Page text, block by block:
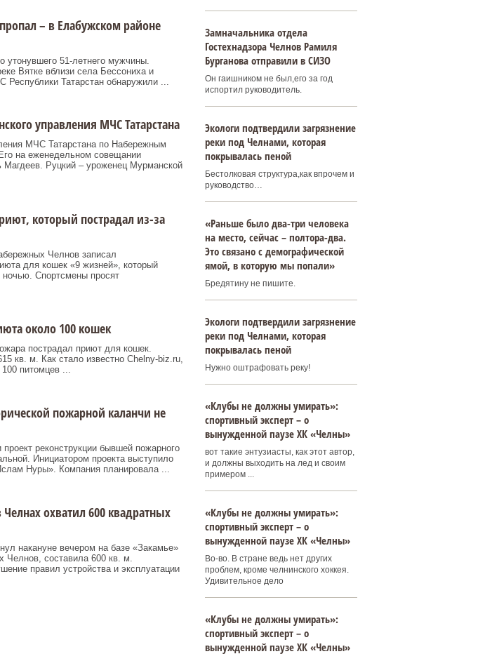
– в Елабужском районе
51-летнего мужчины.
Вятке вблизи села Бессониха и
Татарстан обнаружили ...
управления МЧС Татарстана
МЧС Татарстана по Набережным
на еженедельном совещании
Магдеев. Руцкий – уроженец Мурманской
который пострадал из-за
Челнов записал
для кошек «9 жизней», который
Спортсмены просят
около 100 кошек
пострадал приют для кошек.
кв. м. Как стало известно Сhelny-biz.ru,
питомцев ...
пожарной каланчи не
реконструкции бывшей пожарного
Инициатором проекта выступило
Нуры». Компания планировала ...
охватил 600 квадратных
накануне вечером на базе «Закамье»
Челнов, составила 600 кв. м.
правил устройства и эксплуатации
Замначальника отдела
Гостехнадзора Челнов Рамиля
Бурганова отправили в СИЗО
Он гаишником не был,его за год
испортил руководитель.
Экологи подтвердили загрязнение
реки под Челнами, которая
покрывалась пеной
Бестолковая структура,как впрочем и
руководство…
«Раньше было два-три человека
на место, сейчас – полтора-два.
Это связано с демографической
ямой, в которую мы попали»
Бредятину не пишите.
Экологи подтвердили загрязнение
реки под Челнами, которая
покрывалась пеной
Нужно оштрафовать реку!
«Клубы не должны умирать»:
спортивный эксперт – о
вынужденной паузе ХК «Челны»
вот такие энтузиасты, как этот автор,
и должны выходить на лед и своим
примером ...
«Клубы не должны умирать»:
спортивный эксперт – о
вынужденной паузе ХК «Челны»
Во-во. В стране ведь нет других
проблем, кроме челнинского хоккея.
Удивительное дело
«Клубы не должны умирать»:
спортивный эксперт – о
вынужденной паузе ХК «Челны»